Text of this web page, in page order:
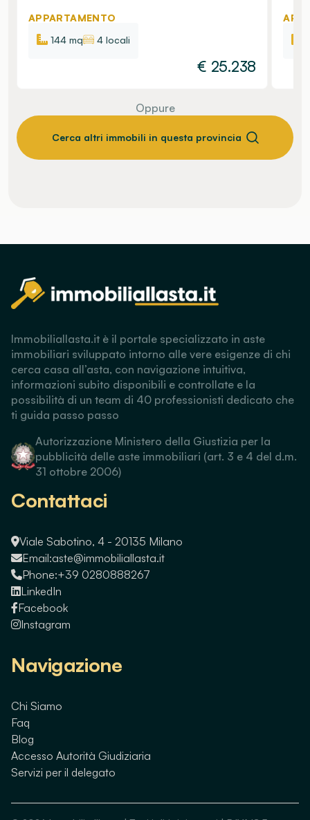
APPARTAMENTO
144 mq
4 locali
€ 25.238
Oppure
Cerca altri immobili in questa provincia
Immobiliallasta.it è il portale specializzato in aste
immobiliari sviluppato intorno alle vere esigenze di chi
cerca casa all’asta, con navigazione intuitiva,
informazioni subito disponibili e controllate e la
possibilità di un team di 40 professionisti dedicato che
ti guida passo passo
Autorizzazione Ministero della Giustizia per la
pubblicità delle aste immobiliari (art. 3 e 4 del d.m.
31 ottobre 2006)
Contattaci
Viale Sabotino, 4 - 20135 Milano
Email:aste@immobiliallasta.it
Phone:+39 0280888267
LinkedIn
Facebook
Instagram
Navigazione
Chi Siamo
Faq
Blog
Accesso Autorità Giudiziaria
Servizi per il delegato